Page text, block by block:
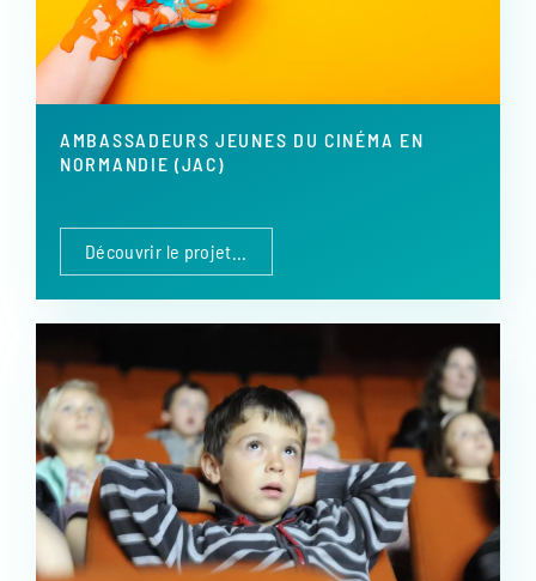
AMBASSADEURS JEUNES DU CINÉMA EN
NORMANDIE (JAC)
Découvrir le projet...